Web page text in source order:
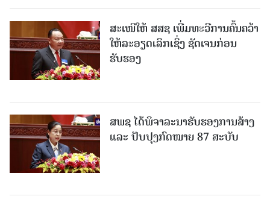
ສະເໜີໃຫ້ ສສຊ ເພີ່ມທະວີການຄົ້ນຄວ້າ
ໃຫ້ລະອຽດເລິກເຊິ່ງ ຊັດເຈນກ່ອນ
ຮັບຮອງ
ສພຊ ໄດ້ພິຈາລະນາຮັບຮອງການສ້າງ
ແລະ ປັບປຸງກົດໝາຍ 87 ສະບັບ